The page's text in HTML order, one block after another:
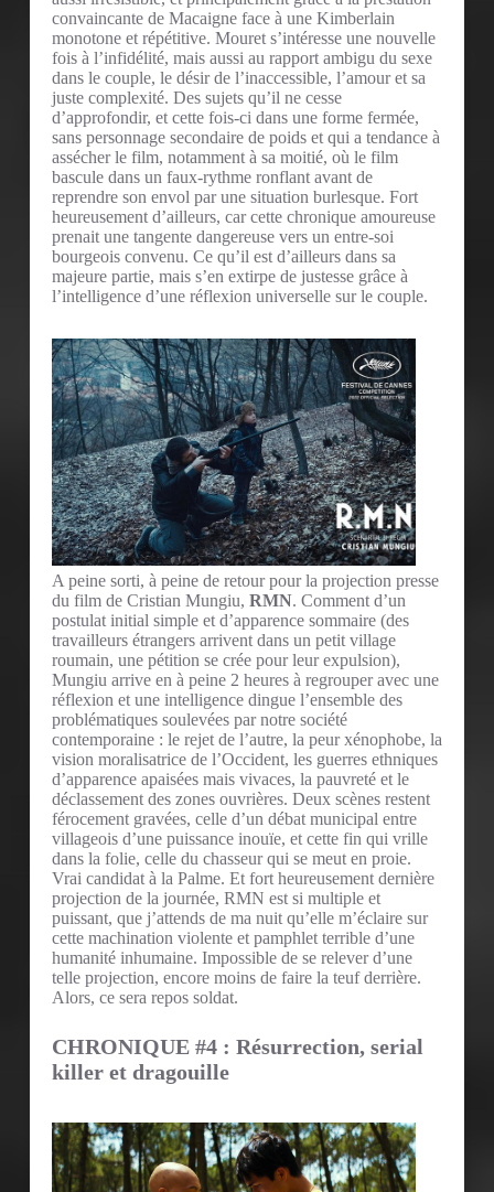
convaincante de Macaigne face à une Kimberlain
monotone et répétitive. Mouret s’intéresse une nouvelle
fois à l’infidélité, mais aussi au rapport ambigu du sexe
dans le couple, le désir de l’inaccessible, l’amour et sa
juste complexité. Des sujets qu’il ne cesse
d’approfondir, et cette fois-ci dans une forme fermée,
sans personnage secondaire de poids et qui a tendance à
assécher le film, notamment à sa moitié, où le film
bascule dans un faux-rythme ronflant avant de
reprendre son envol par une situation burlesque. Fort
heureusement d’ailleurs, car cette chronique amoureuse
prenait une tangente dangereuse vers un entre-soi
bourgeois convenu. Ce qu’il est d’ailleurs dans sa
majeure partie, mais s’en extirpe de justesse grâce à
l’intelligence d’une réflexion universelle sur le couple.
A peine sorti, à peine de retour pour la projection presse
du film de Cristian Mungiu, RMN. Comment d’un
postulat initial simple et d’apparence sommaire (des
travailleurs étrangers arrivent dans un petit village
roumain, une pétition se crée pour leur expulsion),
Mungiu arrive en à peine 2 heures à regrouper avec une
réflexion et une intelligence dingue l’ensemble des
problématiques soulevées par notre société
contemporaine : le rejet de l’autre, la peur xénophobe, la
vision moralisatrice de l’Occident, les guerres ethniques
d’apparence apaisées mais vivaces, la pauvreté et le
déclassement des zones ouvrières. Deux scènes restent
férocement gravées, celle d’un débat municipal entre
villageois d’une puissance inouïe, et cette fin qui vrille
dans la folie, celle du chasseur qui se meut en proie.
Vrai candidat à la Palme. Et fort heureusement dernière
projection de la journée, RMN est si multiple et
puissant, que j’attends de ma nuit qu’elle m’éclaire sur
cette machination violente et pamphlet terrible d’une
humanité inhumaine. Impossible de se relever d’une
telle projection, encore moins de faire la teuf derrière.
Alors, ce sera repos soldat.
CHRONIQUE #4 : Résurrection, serial
killer et dragouille